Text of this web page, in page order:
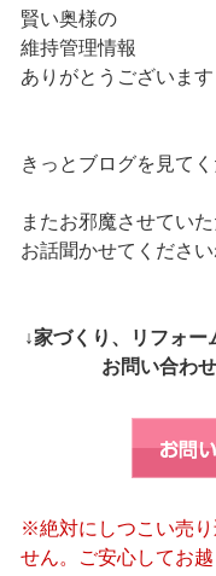
賢い奥様の
維持管理情報
ありがとうございます
きっとブログを見て
またお邪魔させてい
お話聞かせてください
↓家づくり、リフォ
お問い合わ
※絶対にしつこい売り
せん。ご安心してお越